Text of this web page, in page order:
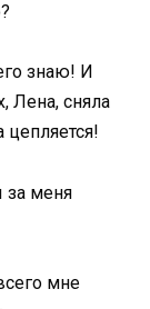
знаю! И
Лена, сняла
за меня
мне